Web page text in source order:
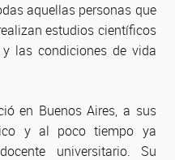
aquellas personas que
estudios científicos
las condiciones de vida
en Buenos Aires, a sus
y al poco tiempo ya
universitario. Su